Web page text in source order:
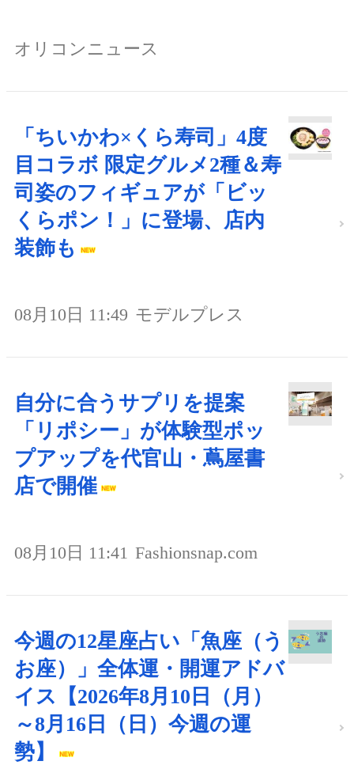
オリコンニュース
「ちいかわ×くら寿司」4度
目コラボ 限定グルメ2種＆寿
司姿のフィギュアが「ビッ
くらポン！」に登場、店内
装飾も
08月10日 11:49 モデルプレス
自分に合うサプリを提案
「リポシー」が体験型ポッ
プアップを代官山・蔦屋書
店で開催
08月10日 11:41 Fashionsnap.com
今週の12星座占い「魚座（う
お座）」全体運・開運アドバ
イス【2026年8月10日（月）
～8月16日（日）今週の運
勢】